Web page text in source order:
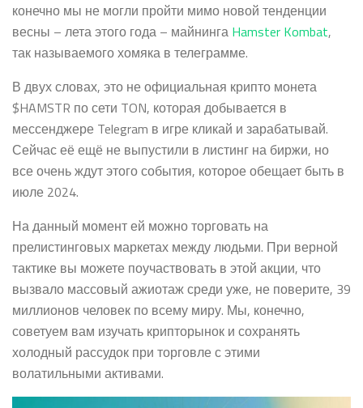
конечно мы не могли пройти мимо новой тенденции
весны – лета этого года – майнинга Hamster Kombat,
так называемого хомяка в телеграмме.
В двух словах, это не официальная крипто монета
$HAMSTR по сети TON, которая добывается в
мессенджере Telegram в игре кликай и зарабатывай.
Сейчас её ещё не выпустили в листинг на биржи, но
все очень ждут этого события, которое обещает быть в
июле 2024.
На данный момент ей можно торговать на
прелистинговых маркетах между людьми. При верной
тактике вы можете поучаствовать в этой акции, что
вызвало массовый ажиотаж среди уже, не поверите, 39
миллионов человек по всему миру. Мы, конечно,
советуем вам изучать крипторынок и сохранять
холодный рассудок при торговле с этими
волатильными активами.